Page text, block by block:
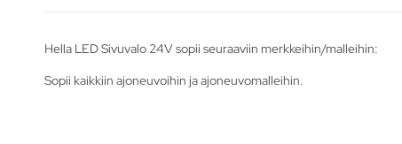
Hella LED Sivuvalo 24V sopii seuraaviin merkkeihin/malleihin:
Sopii kaikkiin ajoneuvoihin ja ajoneuvomalleihin.